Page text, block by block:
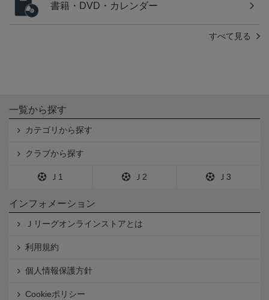
書籍・DVD・カレンダー
すべて見る
一覧から探す
カテゴリから探す
クラブから探す
Ｊ1 Ｊ2 Ｊ3
インフォメーション
Ｊリーグオンラインストアとは
利用規約
個人情報保護方針
Cookieポリシー